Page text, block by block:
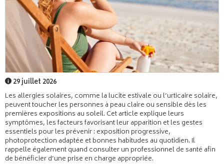
29 juillet 2026
Les allergies solaires, comme la lucite estivale ou l’urticaire solaire,
peuvent toucher les personnes à peau claire ou sensible dès les
premières expositions au soleil. Cet article explique leurs
symptômes, les facteurs favorisant leur apparition et les gestes
essentiels pour les prévenir : exposition progressive,
photoprotection adaptée et bonnes habitudes au quotidien. Il
rappelle également quand consulter un professionnel de santé afin
de bénéficier d’une prise en charge appropriée.